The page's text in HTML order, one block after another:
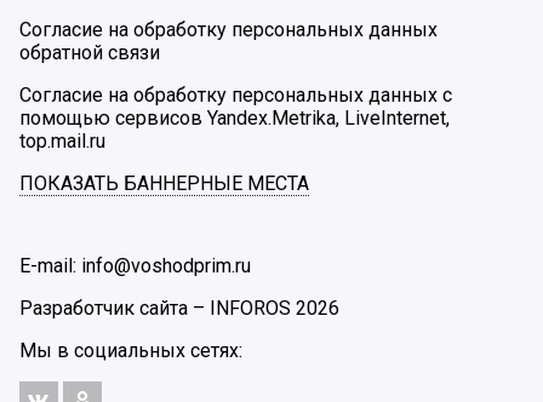
Согласие на обработку персональных данных
обратной связи
Согласие на обработку персональных данных с
помощью сервисов Yandex.Metrika, LiveInternet,
top.mail.ru
ПОКАЗАТЬ БАННЕРНЫЕ МЕСТА
E-mail: info@voshodprim.ru
Разработчик сайта – INFOROS 2026
Мы в социальных сетях: